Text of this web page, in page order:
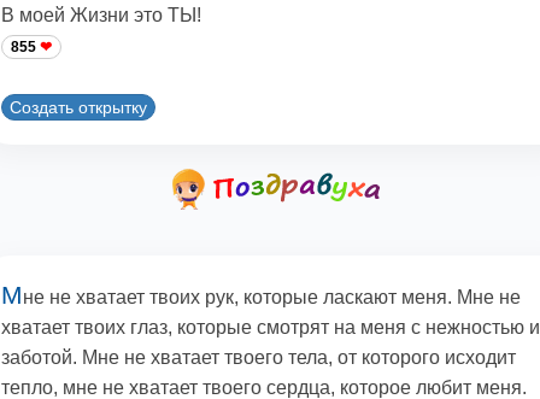
В моей Жизни это ТЫ!
855
Создать открытку
Мне не хватает твоих рук, которые ласкают меня. Мне не
хватает твоих глаз, которые смотрят на меня с нежностью и
заботой. Мне не хватает твоего тела, от которого исходит
тепло, мне не хватает твоего сердца, которое любит меня.